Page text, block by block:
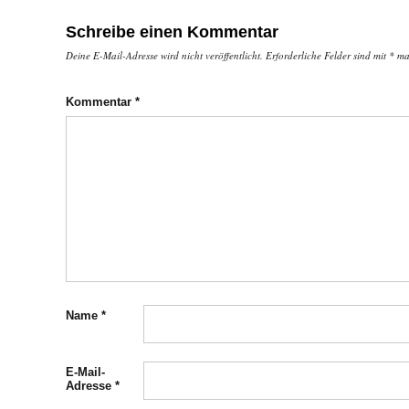
Schreibe einen Kommentar
Deine E-Mail-Adresse wird nicht veröffentlicht. Erforderliche Felder sind mit *
Kommentar *
Name *
E-Mail-
Adresse *